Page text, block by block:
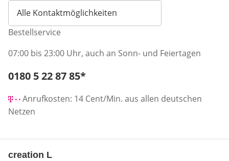
Alle Kontaktmöglichkeiten
Bestellservice
07:00 bis 23:00 Uhr, auch an Sonn- und Feiertagen
Telefonnummer:
0180 5 22 87 85*
Anrufkosten: 14 Cent/Min. aus allen deutschen
Netzen
creation L